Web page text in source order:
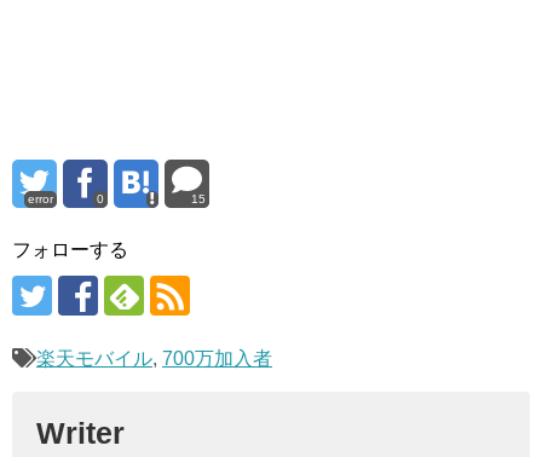
error 0 15
フォローする
楽天モバイル, 700万加入者
Writer